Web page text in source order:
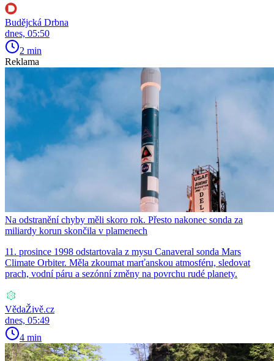
Budějcká Drbna
dnes, 05:50
2 min
Reklama
Na odstranění chyby měli skoro rok. Přesto nakonec sonda za
miliardy korun skončila v plamenech
11. prosince 1998 odstartovala z mysu Canaveral sonda Mars
Climate Orbiter. Měla zkoumat marťanskou atmosféru, sledovat
prach, vodní páru a sezónní změny na povrchu rudé planety.
VědaŽivě.cz
dnes, 05:49
4 min